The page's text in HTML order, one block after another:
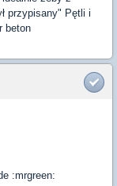
przypisany" Pętli i
beton
:mrgreen: